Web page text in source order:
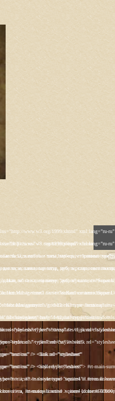
1, 'showreadmore': 1, 'showdescription': 1 }); }); </script> <meta name="google-site-verification" content="" /> <script type="text/javascript"> var _gaq = _gaq || []; _gaq.push(['_setAccount', 'UA-XXXXX-X']); _gaq.push(['_gat._anonymizeIp']); _gaq.push(['_trackPageview']); (function() { var ga = document.createElement('script'); ga.type = 'text/javascript'; ga.async = true; ga.src = ('https:' == document.location.protocol ? 'https://ssl' : 'http://www') + '.google-analytics.com/ga.js'; var s = document.getElementsByTagName('script')[0]; s.parentNode.insertBefore(ga, s); })(); </script> </head> <body class="backgroundlevel-high backgroundstyle-style1 bodylevel-high cssstyle-style1 font-family-georgia font-size-is-default menu-type-fusionmenu col12 option-com-content menu-glavnaya "> <div id="rt-mainbg-overlay"> <div class="rt-surround-wrap"><div class="rt-surround"><div class="rt-surround2"><div class="rt-surround3"> <div class="rt-container"> <div id="rt-header-wrap"><div id="rt-header-wrap2"> <div id="rt-header-graphic"> <div class="rt-header-padding"> <div id="rt-header"> <div class="rt-grid-12 rt-alpha rt-omega"> <div class="rt-block"> <a href="/" id="rt-logo"></a> </div> </div> <div class="clear"></div> </div> <div id="rt-navigation"><div id="rt-navigation2"><div id="rt-navigation3"> <div class="nopill"> <ul class="menutop level1 " > <li class="item108 active root" > <a class="orphan item bullet" href="/" > <span> Главная </span> </a> </li> <li class="item109 parent root" > <a class="daddy item bullet" href="/katalog-antikvariata" > <span> Каталог </span> </a> <div class="fusion-submenu-wrapper level2"> <div class="drop-top"></div> <ul class="level2"> <li class="item123 parent" > <a class="daddy item bullet" href="/katalog-antikvariata/chasy" > <span> Часы </span> </a> <div class="fusion-submenu-wrapper level3"> <div class="drop-top"></div> <ul class="level3"> <li class="item110" > <a class="orphan item bullet" href="/katalog-antikvariata/chasy/napolnye-chasy" > <span> Напольные </span> </a> </li> <li class="item112" > <a class="orphan item bulle
1, 'showreadmore': 1, 'showdescription': 1 }); }); </script> <meta name="google-site-verification" content="" /> <script type="text/javascript"> var _gaq = _gaq || []; _gaq.push(['_setAccount', 'UA-XXXXX-X']); _gaq.push(['_gat._anonymizeIp']); _gaq.push(['_trackPageview']); (function() { var ga = document.createElement('script'); ga.type = 'text/javascript'; ga.async = true; ga.src = ('https:' == document.location.protocol ? 'https://ssl' : 'http://www') + '.google-analytics.com/ga.js'; var s = document.getElementsByTagName('script')[0]; s.parentNode.insertBefore(ga, s); })(); </script> </head> <body class="backgroundlevel-high backgroundstyle-style1 bodylevel-high cssstyle-style1 font-family-georgia font-size-is-default menu-type-fusionmenu col12 option-com-content menu-glavnaya "> <div id="rt-mainbg-overlay"> <div class="rt-surround-wrap"><div class="rt-surround"><div class="rt-surround2"><div class="rt-surround3"> <div class="rt-container"> <div id="rt-header-wrap"><div id="rt-header-wrap2"> <div id="rt-header-graphic"> <div class="rt-header-padding"> <div id="rt-header"> <div class="rt-grid-12 rt-alpha rt-omega"> <div class="rt-block"> <a href="/" id="rt-logo"></a> </div> </div> <div class="clear"></div> </div> <div id="rt-navigation"><div id="rt-navigation2"><div id="rt-navigation3"> <div class="nopill"> <ul class="menutop level1 " > <li class="item108 active root" > <a class="orphan item bullet" href="/" > <span> Главная </span> </a> </li> <li class="item109 parent root" > <a class="daddy item bullet" href="/katalog-antikvariata" > <span> Каталог </span> </a> <div class="fusion-submenu-wrapper level2"> <div class="drop-top"></div> <ul class="level2"> <li class="item123 parent" > <a class="daddy item bullet" href="/katalog-antikvariata/chasy" > <span> Часы </span> </a> <div class="fusion-submenu-wrapper level3"> <div class="drop-top"></div> <ul class="level3"> <li class="item110" > <a class="orphan item bullet" href="/katalog-antikvariata/chasy/napolnye-chasy" > <span> Напольные </span> </a> </li> <li class="item112" > <a class="orphan item bulle